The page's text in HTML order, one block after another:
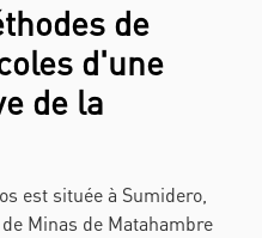
de
d'une
de la
est située à Sumidero,
Minas de Matahambre